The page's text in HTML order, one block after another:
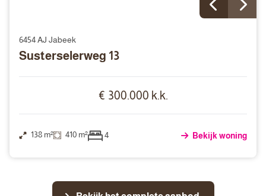
6454 AJ Jabeek
Susterselerweg 13
€ 300.000 k.k.
138 m² 410 m² 4 Bekijk woning